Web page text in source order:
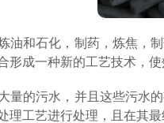
油和石化，制药，炼焦，
形成一种新的工艺技术，使
量的污水，并且这些污水
理工艺进行处理，且在其